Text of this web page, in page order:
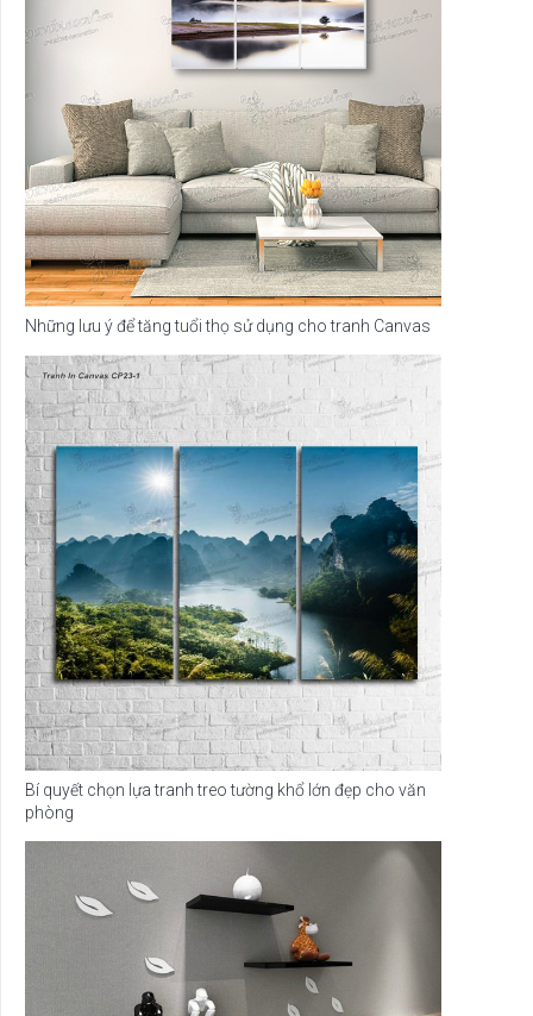
Những lưu ý để tăng tuổi thọ sử dụng cho tranh Canvas
Bí quyết chọn lựa tranh treo tường khổ lớn đẹp cho văn
phòng